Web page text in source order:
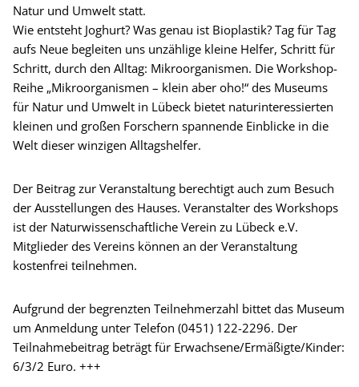
Natur und Umwelt statt.
Wie entsteht Joghurt? Was genau ist Bioplastik? Tag für Tag
aufs Neue begleiten uns unzählige kleine Helfer, Schritt für
Schritt, durch den Alltag: Mikroorganismen. Die Workshop-
Reihe „Mikroorganismen – klein aber oho!“ des Museums
für Natur und Umwelt in Lübeck bietet naturinteressierten
kleinen und großen Forschern spannende Einblicke in die
Welt dieser winzigen Alltagshelfer.
Der Beitrag zur Veranstaltung berechtigt auch zum Besuch
der Ausstellungen des Hauses. Veranstalter des Workshops
ist der Naturwissenschaftliche Verein zu Lübeck e.V.
Mitglieder des Vereins können an der Veranstaltung
kostenfrei teilnehmen.
Aufgrund der begrenzten Teilnehmerzahl bittet das Museum
um Anmeldung unter Telefon (0451) 122-2296. Der
Teilnahmebeitrag beträgt für Erwachsene/Ermäßigte/Kinder:
6/3/2 Euro. +++